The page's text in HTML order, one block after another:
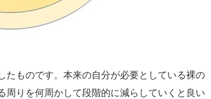
ものです。本来の自分が必要としている裸の
りを何周かして段階的に減らしていくと良い